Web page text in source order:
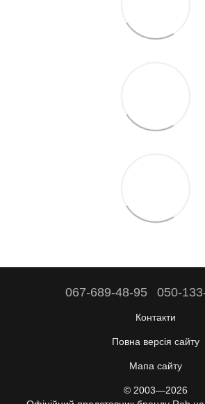
067-689-48-95 050-
Контакти
Повна версія сайту
Мапа сайту
© 2003—2026